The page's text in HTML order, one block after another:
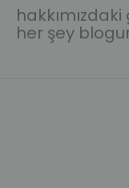
her şey